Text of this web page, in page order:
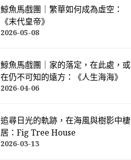
鯨魚馬戲團｜繁華如何成為虛空：
《末代皇帝》
2026-05-08
鯨魚馬戲團｜家的落定，在此處，或
在仍不可知的遠方：《人生海海》
2026-04-06
追尋日光的軌跡，在海風與樹影中棲
居：Fig Tree House
2026-03-13